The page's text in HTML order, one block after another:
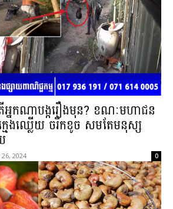
ើអ្នកណាបង្ករឿងមុន? ខណៈមហាជន
មេងឈ្លើយ ចរឹកខូច សមតែមនុស្ស
2024 0